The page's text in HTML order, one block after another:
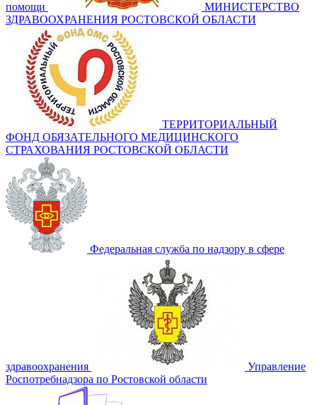
помощи
МИНИСТЕРСТВО
ЗДРАВООХРАНЕНИЯ РОСТОВСКОЙ ОБЛАСТИ
ТЕРРИТОРИАЛЬНЫЙ
ФОНД ОБЯЗАТЕЛЬНОГО МЕДИЦИНСКОГО
СТРАХОВАНИЯ РОСТОВСКОЙ ОБЛАСТИ
Федеральная служба по надзору в сфере
здравоохранения
Управление
Роспотребнадзора по Ростовской области